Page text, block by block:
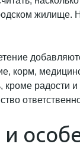
жилище.
корм,
кроме радости